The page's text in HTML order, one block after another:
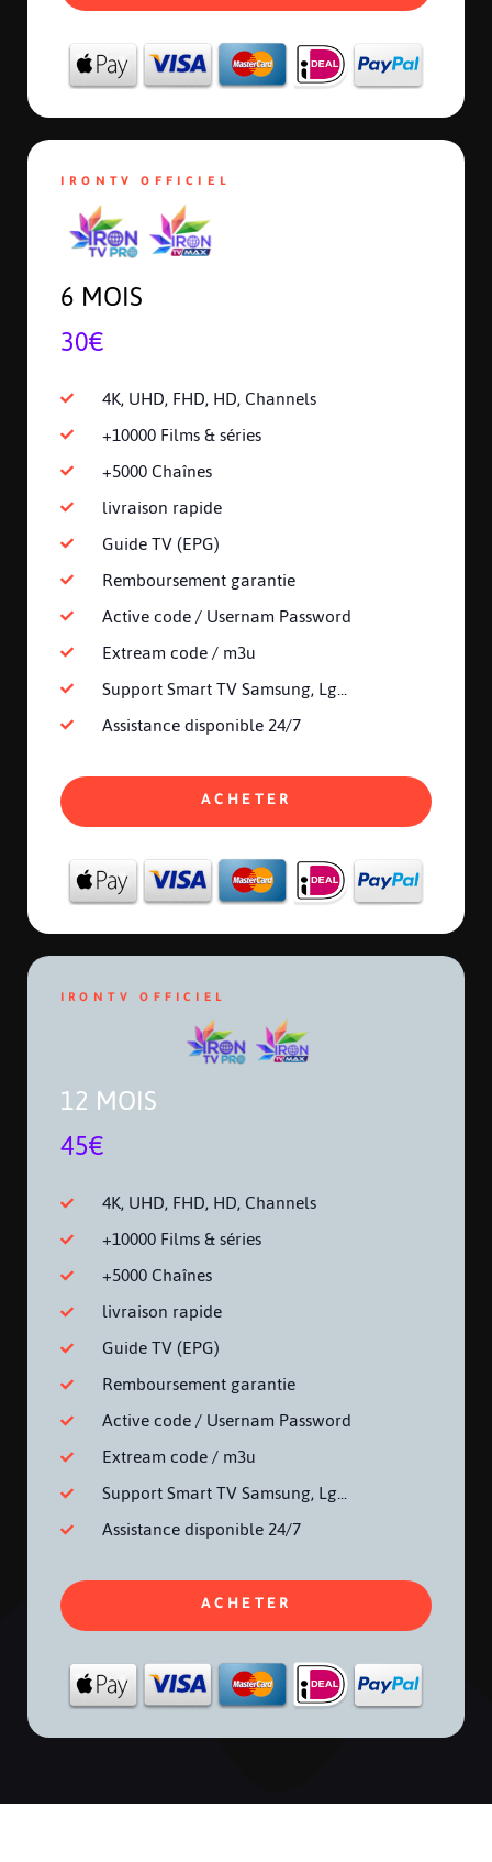
IRONTV OFFICIEL
6 MOIS
30€
4K, UHD, FHD, HD, Channels
+10000 Films & séries
+5000 Chaînes
livraison rapide
Guide TV (EPG)
Remboursement garantie
Active code / Usernam Password
Extream code / m3u
Support Smart TV Samsung, Lg...
Assistance disponible 24/7
ACHETER
IRONTV OFFICIEL
12 MOIS
45€
4K, UHD, FHD, HD, Channels
+10000 Films & séries
+5000 Chaînes
livraison rapide
Guide TV (EPG)
Remboursement garantie
Active code / Usernam Password
Extream code / m3u
Support Smart TV Samsung, Lg...
Assistance disponible 24/7
ACHETER